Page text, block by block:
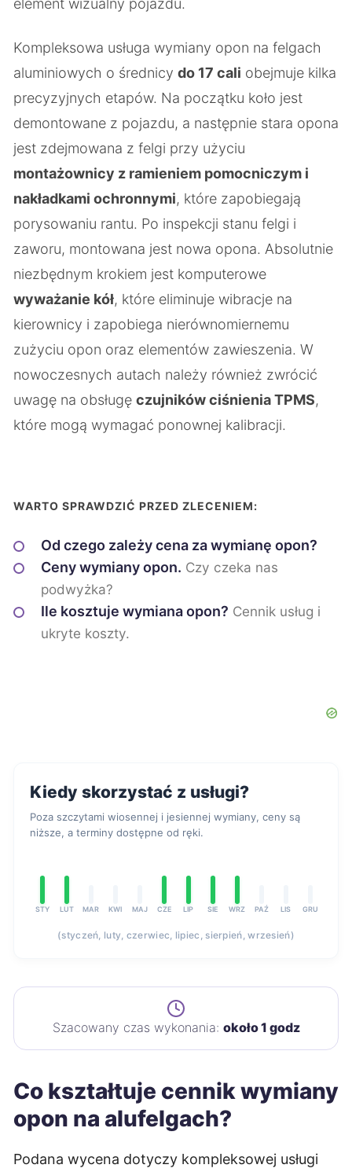
element wizualny pojazdu.
Kompleksowa usługa wymiany opon na felgach
aluminiowych o średnicy do 17 cali obejmuje kilka
precyzyjnych etapów. Na początku koło jest
demontowane z pojazdu, a następnie stara opona
jest zdejmowana z felgi przy użyciu
montażownicy z ramieniem pomocniczym i
nakładkami ochronnymi, które zapobiegają
porysowaniu rantu. Po inspekcji stanu felgi i
zaworu, montowana jest nowa opona. Absolutnie
niezbędnym krokiem jest komputerowe
wyważanie kół, które eliminuje wibracje na
kierownicy i zapobiega nierównomiernemu
zużyciu opon oraz elementów zawieszenia. W
nowoczesnych autach należy również zwrócić
uwagę na obsługę czujników ciśnienia TPMS,
które mogą wymagać ponownej kalibracji.
WARTO SPRAWDZIĆ PRZED ZLECENIEM:
Od czego zależy cena za wymianę opon?
Ceny wymiany opon. Czy czeka nas
podwyżka?
Ile kosztuje wymiana opon? Cennik usług i
ukryte koszty.
Kiedy skorzystać z usługi?
Poza szczytami wiosennej i jesiennej wymiany, ceny są
niższe, a terminy dostępne od ręki.
STY LUT MAR KWI MAJ CZE LIP SIE WRZ PAŹ LIS GRU
(styczeń, luty, czerwiec, lipiec, sierpień, wrzesień)
Szacowany czas wykonania: około 1 godz
Co kształtuje cennik wymiany
opon na alufelgach?
Podana wycena dotyczy kompleksowej usługi